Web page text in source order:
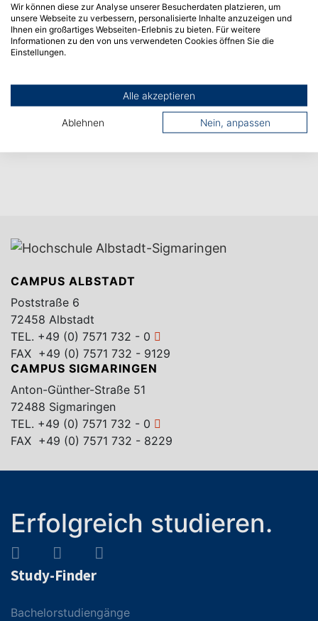
CAMPUS ALBSTADT
Poststraße 6
72458 Albstadt
TEL. +49 (0) 7571 732 - 0
FAX +49 (0) 7571 732 - 9129
CAMPUS SIGMARINGEN
Anton-Günther-Straße 51
72488 Sigmaringen
TEL. +49 (0) 7571 732 - 0
FAX +49 (0) 7571 732 - 8229
Erfolgreich studieren.
Study-Finder
Bachelorstudiengänge
Wir können diese zur Analyse unserer Besucherdaten platzieren, um
unsere Webseite zu verbessern, personalisierte Inhalte anzuzeigen und
Ihnen ein großartiges Webseiten-Erlebnis zu bieten. Für weitere
Informationen zu den von uns verwendeten Cookies öffnen Sie die
Einstellungen.
Alle akzeptieren
Ablehnen Nein, anpassen